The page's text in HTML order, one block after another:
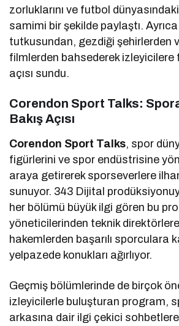
zorluklarını ve futbol
samimi bir şekilde paylaştı.
tutkusundan, gezdiği şehirlerden
filmlerden bahsederek izleyicilere
açısı sundu.
Corendon Sport Talks:
Bakış Açısı
Corendon Sport Talks, spor
figürlerini ve spor endüstrisine
araya getirerek sporseverlere
sunuyor. 343 Dijital
her bölümü büyük ilgi gören bu
yöneticilerinden teknik
hakemlerden başarılı sporculara
yelpazede konukları ağırlıyor.
Geçmiş bölümlerinde de birçok
izleyicilerle buluşturan program,
arkasına dair ilgi çekici